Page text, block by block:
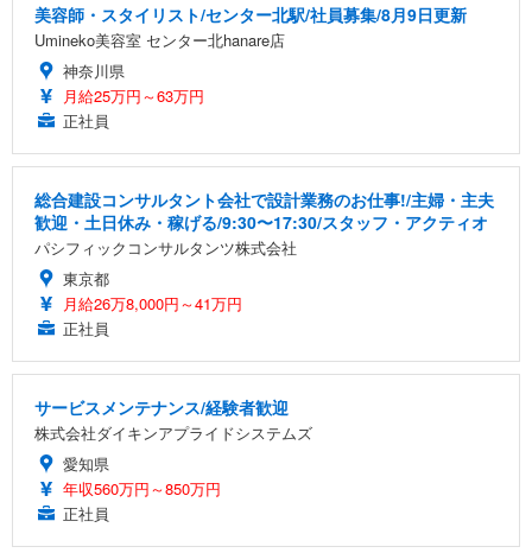
美容師・スタイリスト/センター北駅/社員募集/8月9日更新
Umineko美容室 センター北hanare店
神奈川県
月給25万円～63万円
正社員
総合建設コンサルタント会社で設計業務のお仕事!/主婦・主夫
歓迎・土日休み・稼げる/9:30〜17:30/スタッフ・アクティオ
パシフィックコンサルタンツ株式会社
東京都
月給26万8,000円～41万円
正社員
サービスメンテナンス/経験者歓迎
株式会社ダイキンアプライドシステムズ
愛知県
年収560万円～850万円
正社員